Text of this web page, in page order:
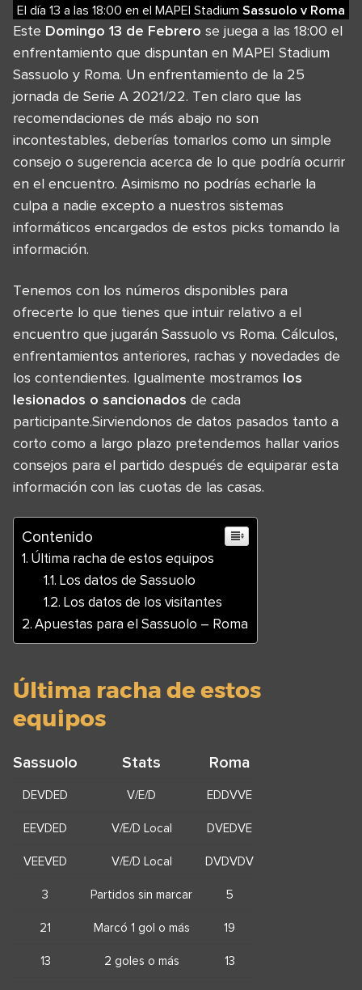
El día 13 a las 18:00 en el MAPEI Stadium Sassuolo v Roma
Este Domingo 13 de Febrero se juega a las 18:00 el
enfrentamiento que dispuntan en MAPEI Stadium
Sassuolo y Roma. Un enfrentamiento de la 25
jornada de Serie A 2021/22. Ten claro que las
recomendaciones de más abajo no son
incontestables, deberías tomarlos como un simple
consejo o sugerencia acerca de lo que podría ocurrir
en el encuentro. Asimismo no podrías echarle la
culpa a nadie excepto a nuestros sistemas
informáticos encargados de estos picks tomando la
información.
Tenemos con los números disponibles para
ofrecerte lo que tienes que intuir relativo a el
encuentro que jugarán Sassuolo vs Roma. Cálculos,
enfrentamientos anteriores, rachas y novedades de
los contendientes. Igualmente mostramos los
lesionados o sancionados de cada
participante.Sirviendonos de datos pasados tanto a
corto como a largo plazo pretendemos hallar varios
consejos para el partido después de equiparar esta
información con las cuotas de las casas.
Contenido
Última racha de estos equipos
Los datos de Sassuolo
Los datos de los visitantes
Apuestas para el Sassuolo – Roma
Última racha de estos
equipos
Sassuolo Stats Roma
DEVDED V/E/D EDDVVE
EEVDED V/E/D Local DVEDVE
VEEVED V/E/D Local DVDVDV
3 Partidos sin marcar 5
21 Marcó 1 gol o más 19
13 2 goles o más 13